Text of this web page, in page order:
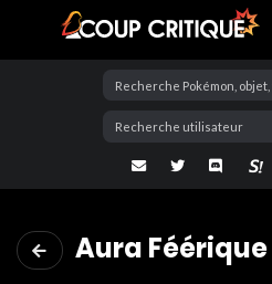
Coup Critique
adresse email
Twitter Discord
Aura Féérique